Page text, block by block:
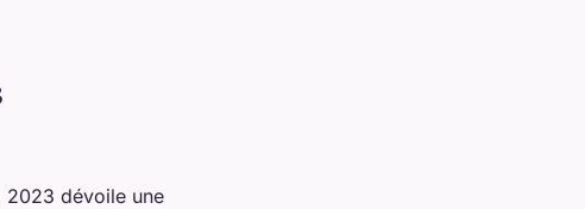
2023 dévoile une